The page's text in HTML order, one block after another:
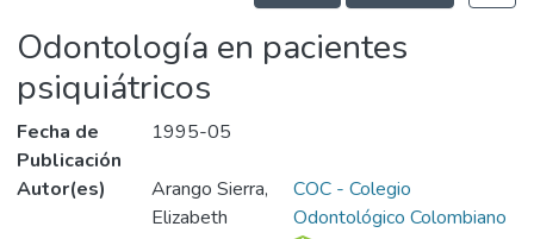
Odontología en pacientes
psiquiátricos
Fecha de
Publicación
1995-05
Autor(es)
Arango Sierra,
Elizabeth
COC - Colegio
Odontológico Colombiano